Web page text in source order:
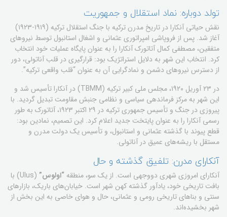
تولد دوباره: نماد استقلال و جمهوریت
نقش حیاتی آنکارا در تاریخ مدرن ترکیه با جنگ استقلال ترکیه (۱۹۱۹-۱۹۲۳)
آغاز شد. پس از فروپاشی امپراتوری عثمانی و اشغال استانبول توسط نیروهای
متفقین، مصطفی کمال آتاتورک آنکارا را به عنوان پایگاه عملیات خود انتخاب
کرد. انتخاب این شهر به دلایل استراتژیک بود: قرارگیری در قلب آناتولی، دور
از دسترس نیروهای دشمن و نمادگرایی آن به عنوان “قلب واقعی ترکیه”.
در ۲۳ آوریل ۱۹۲۰، مجلس ملی کبیر ترکیه (TBMM) در آنکارا تأسیس شد و
این شهر به مرکز فرماندهی سیاسی و نظامی جنبش مقاومت تبدیل گردید. با
پیروزی در جنگ و تأسیس جمهوری ترکیه در ۲۹ اکتبر ۱۹۲۳، آتاتورک به طور
رسمی آنکارا را به عنوان پایتخت جدید اعلام کرد. این تصمیم، نمادین بود:
قطع پیوند با گذشته عثمانی و استانبول، و تأسیس یک دولت مدرن و
مستقل با ریشه‌های عمیق در آناتولی.
آنکارای مدرن: تلفیق گذشته و حال
آنکارای امروزی شهری دووجهی است. از یک سو، منطقه “اولوس”
(Ulus) با
بافت تاریخی خود، یادآور گذشته کهن شهر است. خیابان‌های باریک، بازارهای
سنتی و بناهای تاریخی رومی و عثمانی، حال و هوای خاصی به این بخش از
شهر بخشیده‌اند.